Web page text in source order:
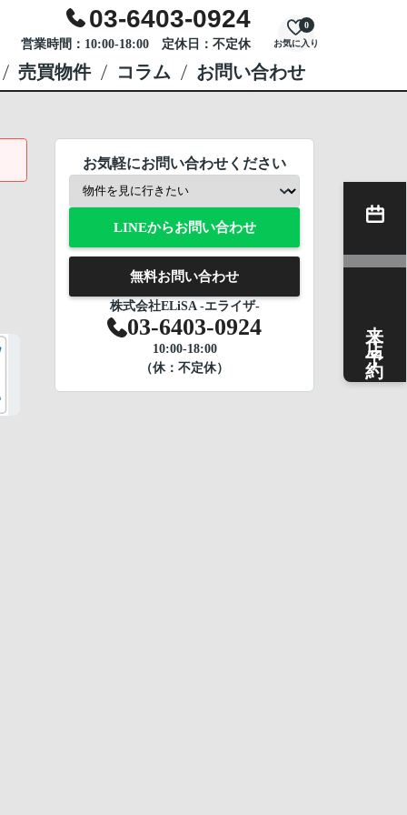
03-6403-0924
営業時間：10:00-18:00 定休日：不定休 お気に入り
0
売買物件 コラム お問い合わせ
お気軽にお問い合わせください
LINEからお問い合わせ
無料お問い合わせ
株式会社ELiSA -エライザ-
03-6403-0924
10:00-18:00
（休：不定休）
来店予約